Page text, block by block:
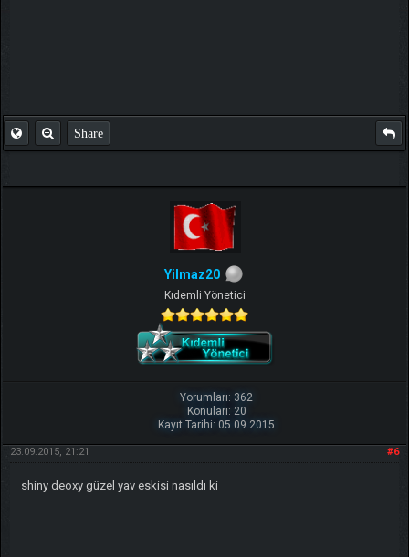
Share
Yilmaz20
Kıdemli Yönetici
Yorumları: 362
Konuları: 20
Kayıt Tarihi: 05.09.2015
#6
23.09.2015, 21:21
shiny deoxy güzel yav eskisi nasıldı ki